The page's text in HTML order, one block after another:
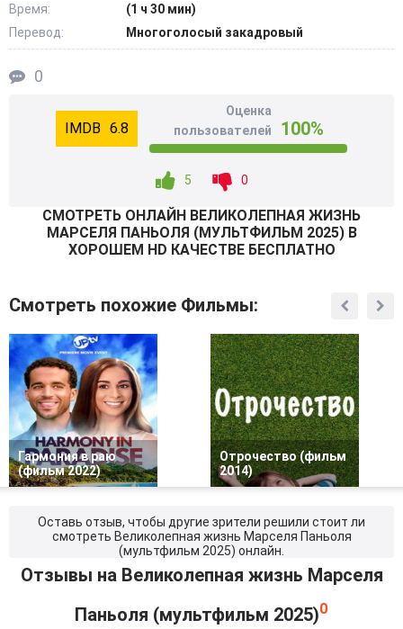
заставляют их не совершать. @Filmix.fan
Время:
(1 ч 30 мин)
Перевод:
Многоголосый закадровый
0
6.8
Оценка
пользователей
100%
5 0
СМОТРEТЬ ОНЛАЙН ВЕЛИКОЛЕПНАЯ ЖИЗНЬ
МАРСЕЛЯ ПАНЬОЛЯ (МУЛЬТФИЛЬМ 2025) В
ХОРОШЕМ HD КАЧЕСТВЕ БЕСПЛАТНО
Смотреть похожие Фильмы:
Гармония в раю
(фильм 2022)
Отрочество (фильм
2014)
Оставь отзыв, чтобы другие зрители решили стоит ли
смотреть Великолепная жизнь Марселя Паньоля
(мультфильм 2025) онлайн.
Отзывы на Великолепная жизнь Марселя
Паньоля (мультфильм 2025)0